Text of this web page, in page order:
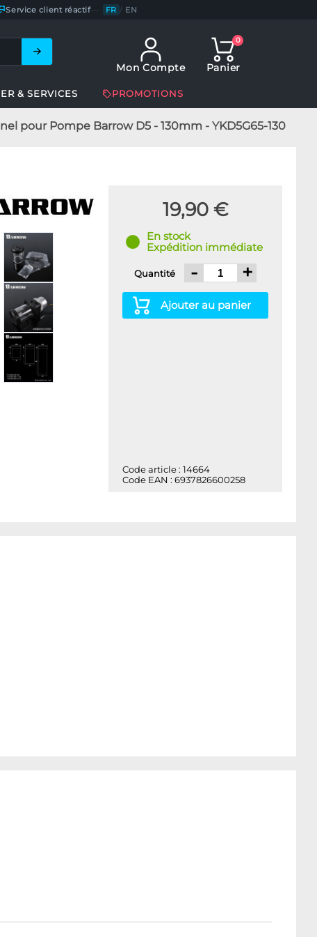
Service client réactif— FR / EN
Mon Compte
0
Panier
& SERVICES PROMOTIONS
pour Pompe Barrow D5 - 130mm - YKD5G65-130
19,90 €
En stock
Expédition immédiate
Quantité - +
Ajouter au panier
Code article : 14664
Code EAN : 6937826600258